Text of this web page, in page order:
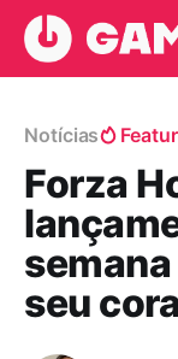
Notícias
Forza
seu